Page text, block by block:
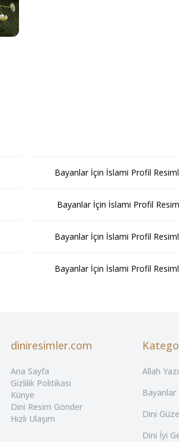
Bayanlar İçin İslami Profil
Bayanlar İçin İslami Profil
Bayanlar İçin İslami Profil
Bayanlar İçin İslami Profil
diniresimler.com
Ana Sayfa
Gizlilik Politikası
Künye
Dini Resim Gönder
Hızlı Ulaşım
Allah
Bayanlar
Dini
Dini İyi